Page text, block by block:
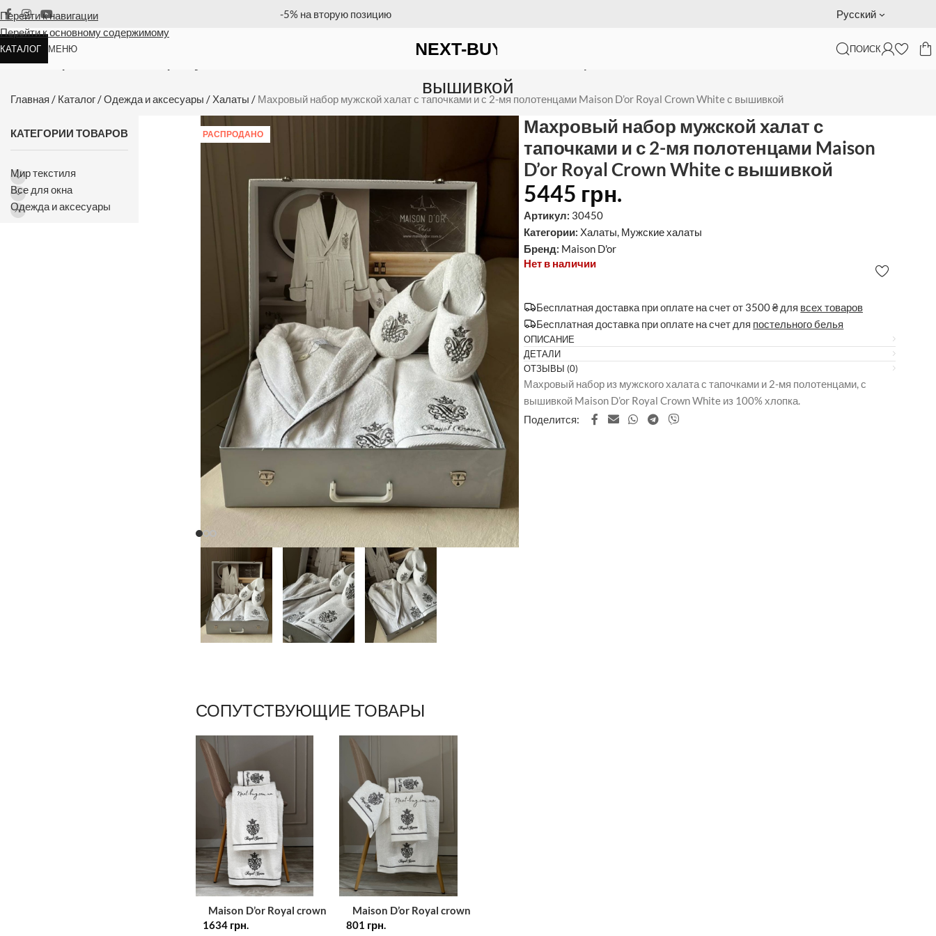
Перейти к навигации
Перейти к основному содержимому
позицию Оплата на счет = бесплатная доставка Подарочный сертификат — доставка за наш счет
Русский
КАТАЛОГ МЕНЮ ПОИСК
Махровый набор мужской халат с тапочками и с 2-мя полотенцами Maison D’or Royal Crown White с
вышивкой
Главная / Каталог/Одежда и аксесуары / Халаты / Махровый набор мужской халат с тапочками и с 2-мя полотенцами Maison D’or Royal Crown White с вышивкой
КАТЕГОРИИ ТОВАРОВ
Мир текстиля
Все для окна
Одежда и аксесуары
РАСПРОДАНО
Махровый набор мужской халат с
тапочками и с 2-мя полотенцами Maison
D’or Royal Crown White с вышивкой
5445 грн.
Артикул: 30450
Категории: Халаты, Мужские халаты
Бренд: Maison D'or
Нет в наличии
Бесплатная доставка при оплате на счет от 3500 ₴ для всех товаров
Бесплатная доставка при оплате на счет для постельного белья
ОПИСАНИЕ
ДЕТАЛИ
ОТЗЫВЫ (0)
Махровый набор из мужского халата с тапочками и 2-мя полотенцами, с
вышивкой Maison D’or Royal Crown White из 100% хлопка.
Поделится:
СОПУТСТВУЮЩИЕ ТОВАРЫ
Maison D’or Royal crown
white набор полотенец с
1634 грн.
Maison D’or Royal crown
white набор полотенец с
801 грн.